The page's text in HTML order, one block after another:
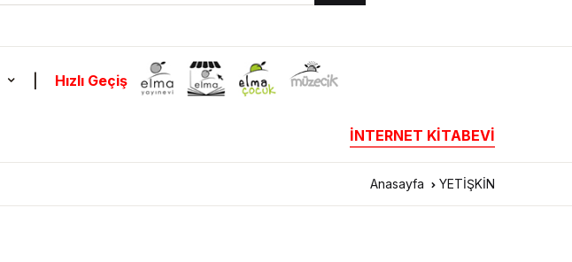
Hızlı Geçiş
İNTERNET KİTABEVİ
Anasayfa YETİŞKİN